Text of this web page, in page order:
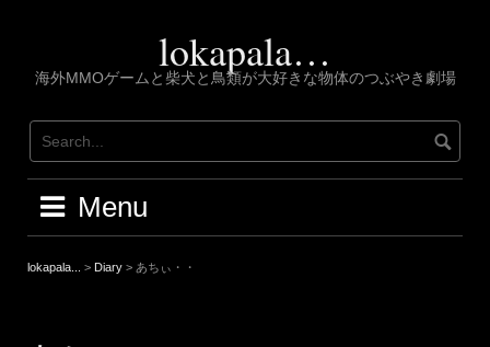
lokapala…
海外MMOゲームと柴犬と鳥類が大好きな物体のつぶやき劇場
Menu
lokapala... > Diary > あちぃ・・